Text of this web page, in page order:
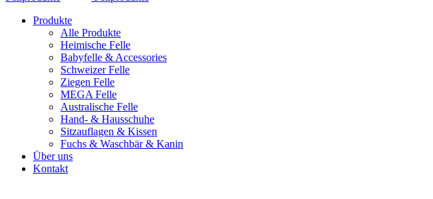
Produkte
Alle Produkte
Heimische Felle
Babyfelle & Accessories
Schweizer Felle
Ziegen Felle
MEGA Felle
Australische Felle
Hand- & Hausschuhe
Sitzauflagen & Kissen
Fuchs & Waschbär & Kanin
Über uns
Kontakt